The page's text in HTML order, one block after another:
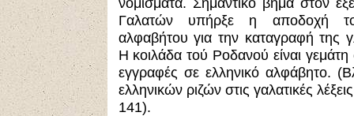
Γαλατών υπήρξε η αποδοχή
αλφαβήτου για την καταγραφή της
Η κοιλάδα τού Ροδανού είναι γεμάτη
εγγραφές σε ελληνικό αλφάβητο.
ελληνικών ριζών στις γαλατικές
141).